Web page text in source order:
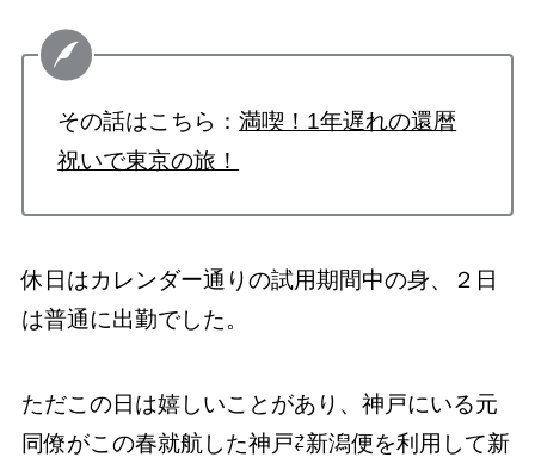
その話はこちら：満喫！1年遅れの還暦
祝いで東京の旅！
休日はカレンダー通りの試用期間中の身、２日
は普通に出勤でした。
ただこの日は嬉しいことがあり、神戸にいる元
同僚がこの春就航した神戸⇄新潟便を利用して新